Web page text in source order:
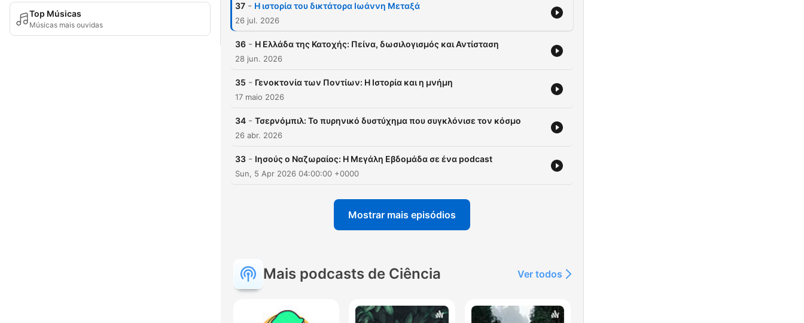
Top Músicas
Músicas mais ouvidas
37 - Η ιστορία του δικτάτορα Ιωάννη Μεταξά
26 jul. 2026
36 - Η Ελλάδα της Κατοχής: Πείνα, δωσιλογισμός και Αντίσταση
28 jun. 2026
35 - Γενοκτονία των Ποντίων: Η Ιστορία και η μνήμη
17 maio 2026
34 - Τσερνόμπιλ: Το πυρηνικό δυστύχημα που συγκλόνισε τον κόσμο
26 abr. 2026
33 - Ιησούς ο Ναζωραίος: Η Μεγάλη Εβδομάδα σε ένα podcast
Sun, 5 Apr 2026 04:00:00 +0000
Mostrar mais episódios
Mais podcasts de Ciência Ver todos